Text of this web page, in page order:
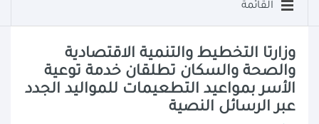
القائمة
وزارتا التخطيط والتنمية الاقتصادية
والصحة والسكان تطلقان خدمة توعية
الأسر بمواعيد التطعيمات للمواليد الجدد
عبر الرسائل النصية